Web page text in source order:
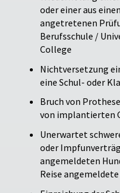
oder einer aus
angetretenen
Berufsschule /
College
Nichtversetzung
eine Schul- oder
Bruch von
von implantierten
Unerwartet
oder
angemeldeten
Reise